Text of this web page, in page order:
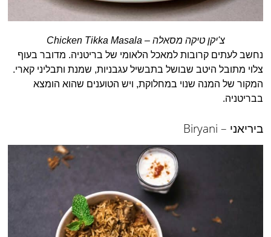
צ'יקן טיקה מסאלה – Chicken Tikka Masala
נחשב לעתים קרובות למאכל הלאומי של בריטניה. מדובר בעוף
צלוי מתובל היטב שבושל בתבשיל עגבניות, שמנת ותבליני קארי.
המקור של המנה שנוי במחלוקת, ויש הטוענים שהוא הומצא
בבריטניה.
ביריאני – Biryani